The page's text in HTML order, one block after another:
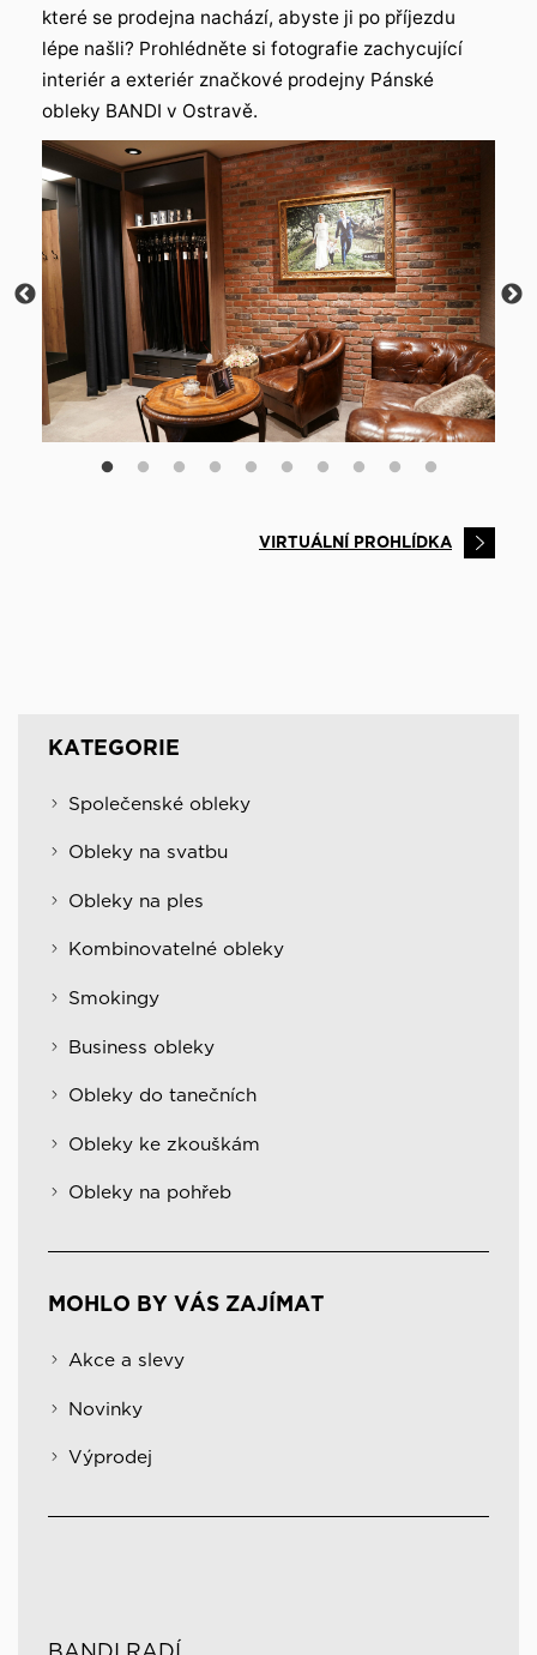
KATEGORIE
Společenské obleky
Obleky na svatbu
Obleky na ples
Kombinovatelné obleky
Smokingy
Business obleky
Obleky do tanečních
Obleky ke zkouškám
Obleky na pohřeb
MOHLO BY VÁS ZAJÍMAT
Akce a slevy
Novinky
Výprodej
které se prodejna nachází, abyste ji po příjezdu
lépe našli? Prohlédněte si fotografie zachycující
interiér a exteriér značkové prodejny Pánské
obleky BANDI v Ostravě.
VIRTUÁLNÍ PROHLÍDKA